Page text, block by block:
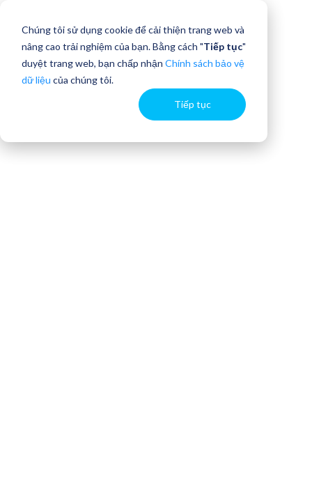
Chúng tôi sử dụng cookie để cải thiện trang web và
nâng cao trải nghiệm của bạn. Bằng cách "Tiếp tục"
duyệt trang web, bạn chấp nhận Chính sách bảo vệ
dữ liệu của chúng tôi.
Tiếp tục